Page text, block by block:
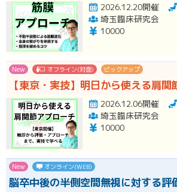
2026.12.20開催
埼玉臨床研究会
10000
New オフライン(対面) ピックアップ
【東京・実技】明日から使える肩関
2026.12.06開催
埼玉臨床研究会
10000
New オンライン(WEB)
脳卒中後の半側空間無視に対する評